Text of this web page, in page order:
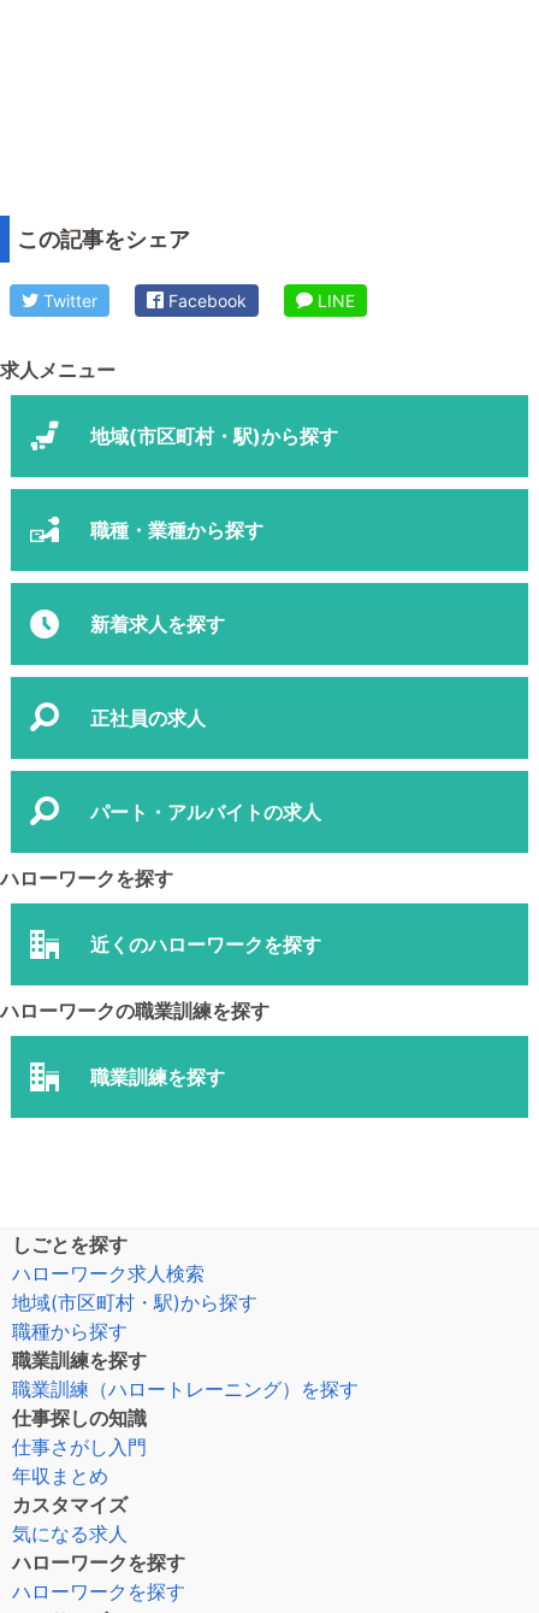
この記事をシェア
Twitter Facebook LINE
求人メニュー
地域(市区町村・駅)から探す
職種・業種から探す
新着求人を探す
正社員の求人
パート・アルバイトの求人
ハローワークを探す
近くのハローワークを探す
ハローワークの職業訓練を探す
職業訓練を探す
しごとを探す
ハローワーク求人検索
地域(市区町村・駅)から探す
職種から探す
職業訓練を探す
職業訓練（ハロートレーニング）を探す
仕事探しの知識
仕事さがし入門
年収まとめ
カスタマイズ
気になる求人
ハローワークを探す
ハローワークを探す